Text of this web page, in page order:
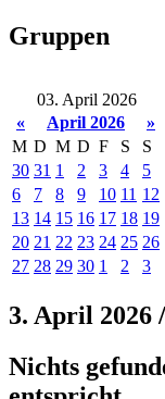
Gruppen
03. April 2026
«
April 2026
»
M D M D F S
S
30 31 1 2 3 4
5
6
7 8 9 10 11 12
13 14 15 16 17 18 19
20 21 22 23 24 25 26
27 28 29 30 1 2 3
3. April 2026
Nichts